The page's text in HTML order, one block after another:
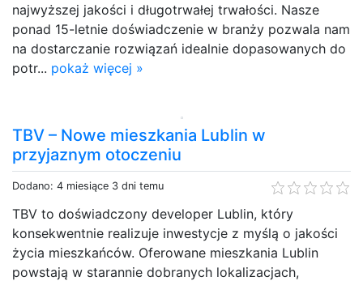
najwyższej jakości i długotrwałej trwałości. Nasze
ponad 15-letnie doświadczenie w branży pozwala nam
na dostarczanie rozwiązań idealnie dopasowanych do
potr... pokaż więcej »
TBV – Nowe mieszkania Lublin w
przyjaznym otoczeniu
Dodano: 4 miesiące 3 dni temu
TBV to doświadczony developer Lublin, który
konsekwentnie realizuje inwestycje z myślą o jakości
życia mieszkańców. Oferowane mieszkania Lublin
powstają w starannie dobranych lokalizacjach,